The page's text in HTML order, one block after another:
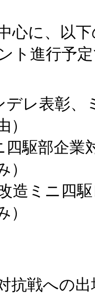
心に、以
ト進行予
デレ表彰、
）
駆部企業
造ミニ四
抗戦への